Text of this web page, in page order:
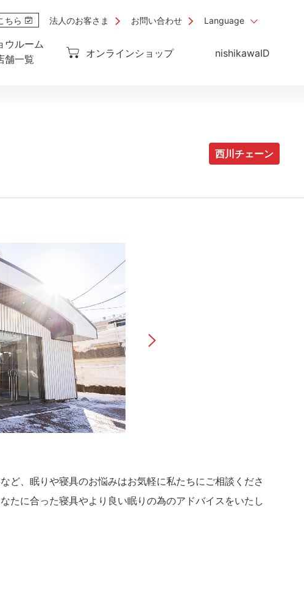
ウルーム
舗一覧
オンラインショップ nishikawaID
ちら 法人のお客さま お問い合わせ Language
西川チェーン
ど、眠りや寝具のお悩みはお気軽に私たちにご相談くださ
たに合った寝具やより良い眠りの為のアドバイスをいたし